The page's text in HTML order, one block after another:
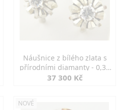
Náušnice z bílého zlata s
přírodními diamanty - 0,30
ct
37 300 Kč
NOVÉ